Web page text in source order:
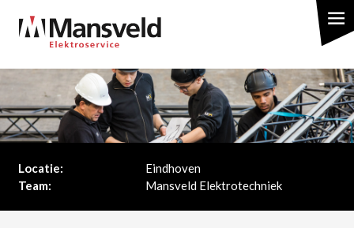
de
gaan
Locatie:
Eindhoven
Team:
Mansveld Elektrotechniek